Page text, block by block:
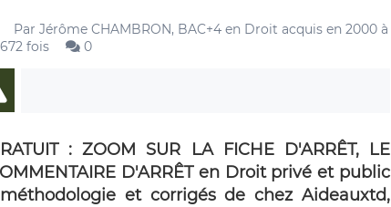
Par Jérôme CHAMBRON, BAC+4 en Droit acquis en 2000 à
fois 0
: ZOOM SUR LA FICHE D'ARRÊT, LE
D'ARRÊT en Droit privé et public
et corrigés de chez Aideauxtd,